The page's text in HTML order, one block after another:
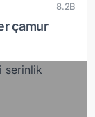
8.2B
çamur